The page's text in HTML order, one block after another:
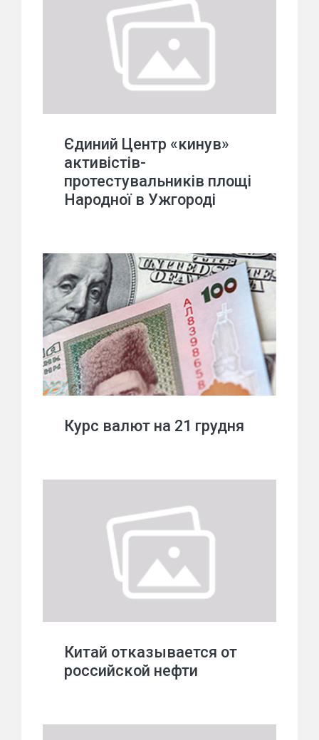
Єдиний Центр «кинув»
активістів-
протестувальників площі
Народної в Ужгороді
Курс валют на 21 грудня
Китай отказывается от
российской нефти